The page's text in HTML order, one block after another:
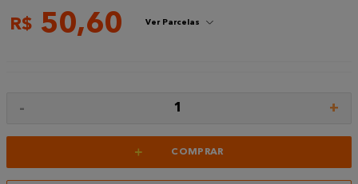
R$ 50,60 Ver Parcelas
- 1 +
+ COMPRAR